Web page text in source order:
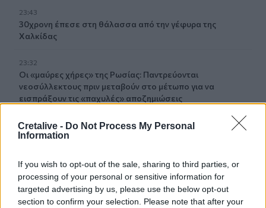
Cretalive - Do Not Process My Personal
Information
If you wish to opt-out of the sale, sharing to third parties, or
processing of your personal or sensitive information for
targeted advertising by us, please use the below opt-out
section to confirm your selection. Please note that after your
23:43
30χρονη έπεσε στη θάλασσα από την γέφυρα της
Χαλκίδας
23:32
Οι «μαύρες χήρες» της Ρωσίας: Παντρεύονται
νεοσύλλεκτους πριν μεταβούν στο μέτωπο για να
εισπράξουν τις «παχυλές» αποζημιώσεις
23:25
Ρόδος: Έσπασε ο κάβος και τραυμάτισε ναυτικό
23:19
Τραγωδία στην Εύβοια: Νεκρός 37χρονος μετά από
τροχαίο με αγριογούρουνο